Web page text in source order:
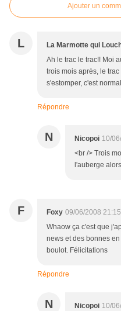
Ajouter un
L La Marmotte qui
Ah le trac le trac!! Moi
trois mois après, le
s'estomper, c'est
Répondre
N Nicopoi 10/
<br /> Trois
l'auberge
F Foxy 09/06/2008 21:15
Whaow ça c'est que
news et des bonnes
boulot. Félicitations
Répondre
N Nicopoi 10/